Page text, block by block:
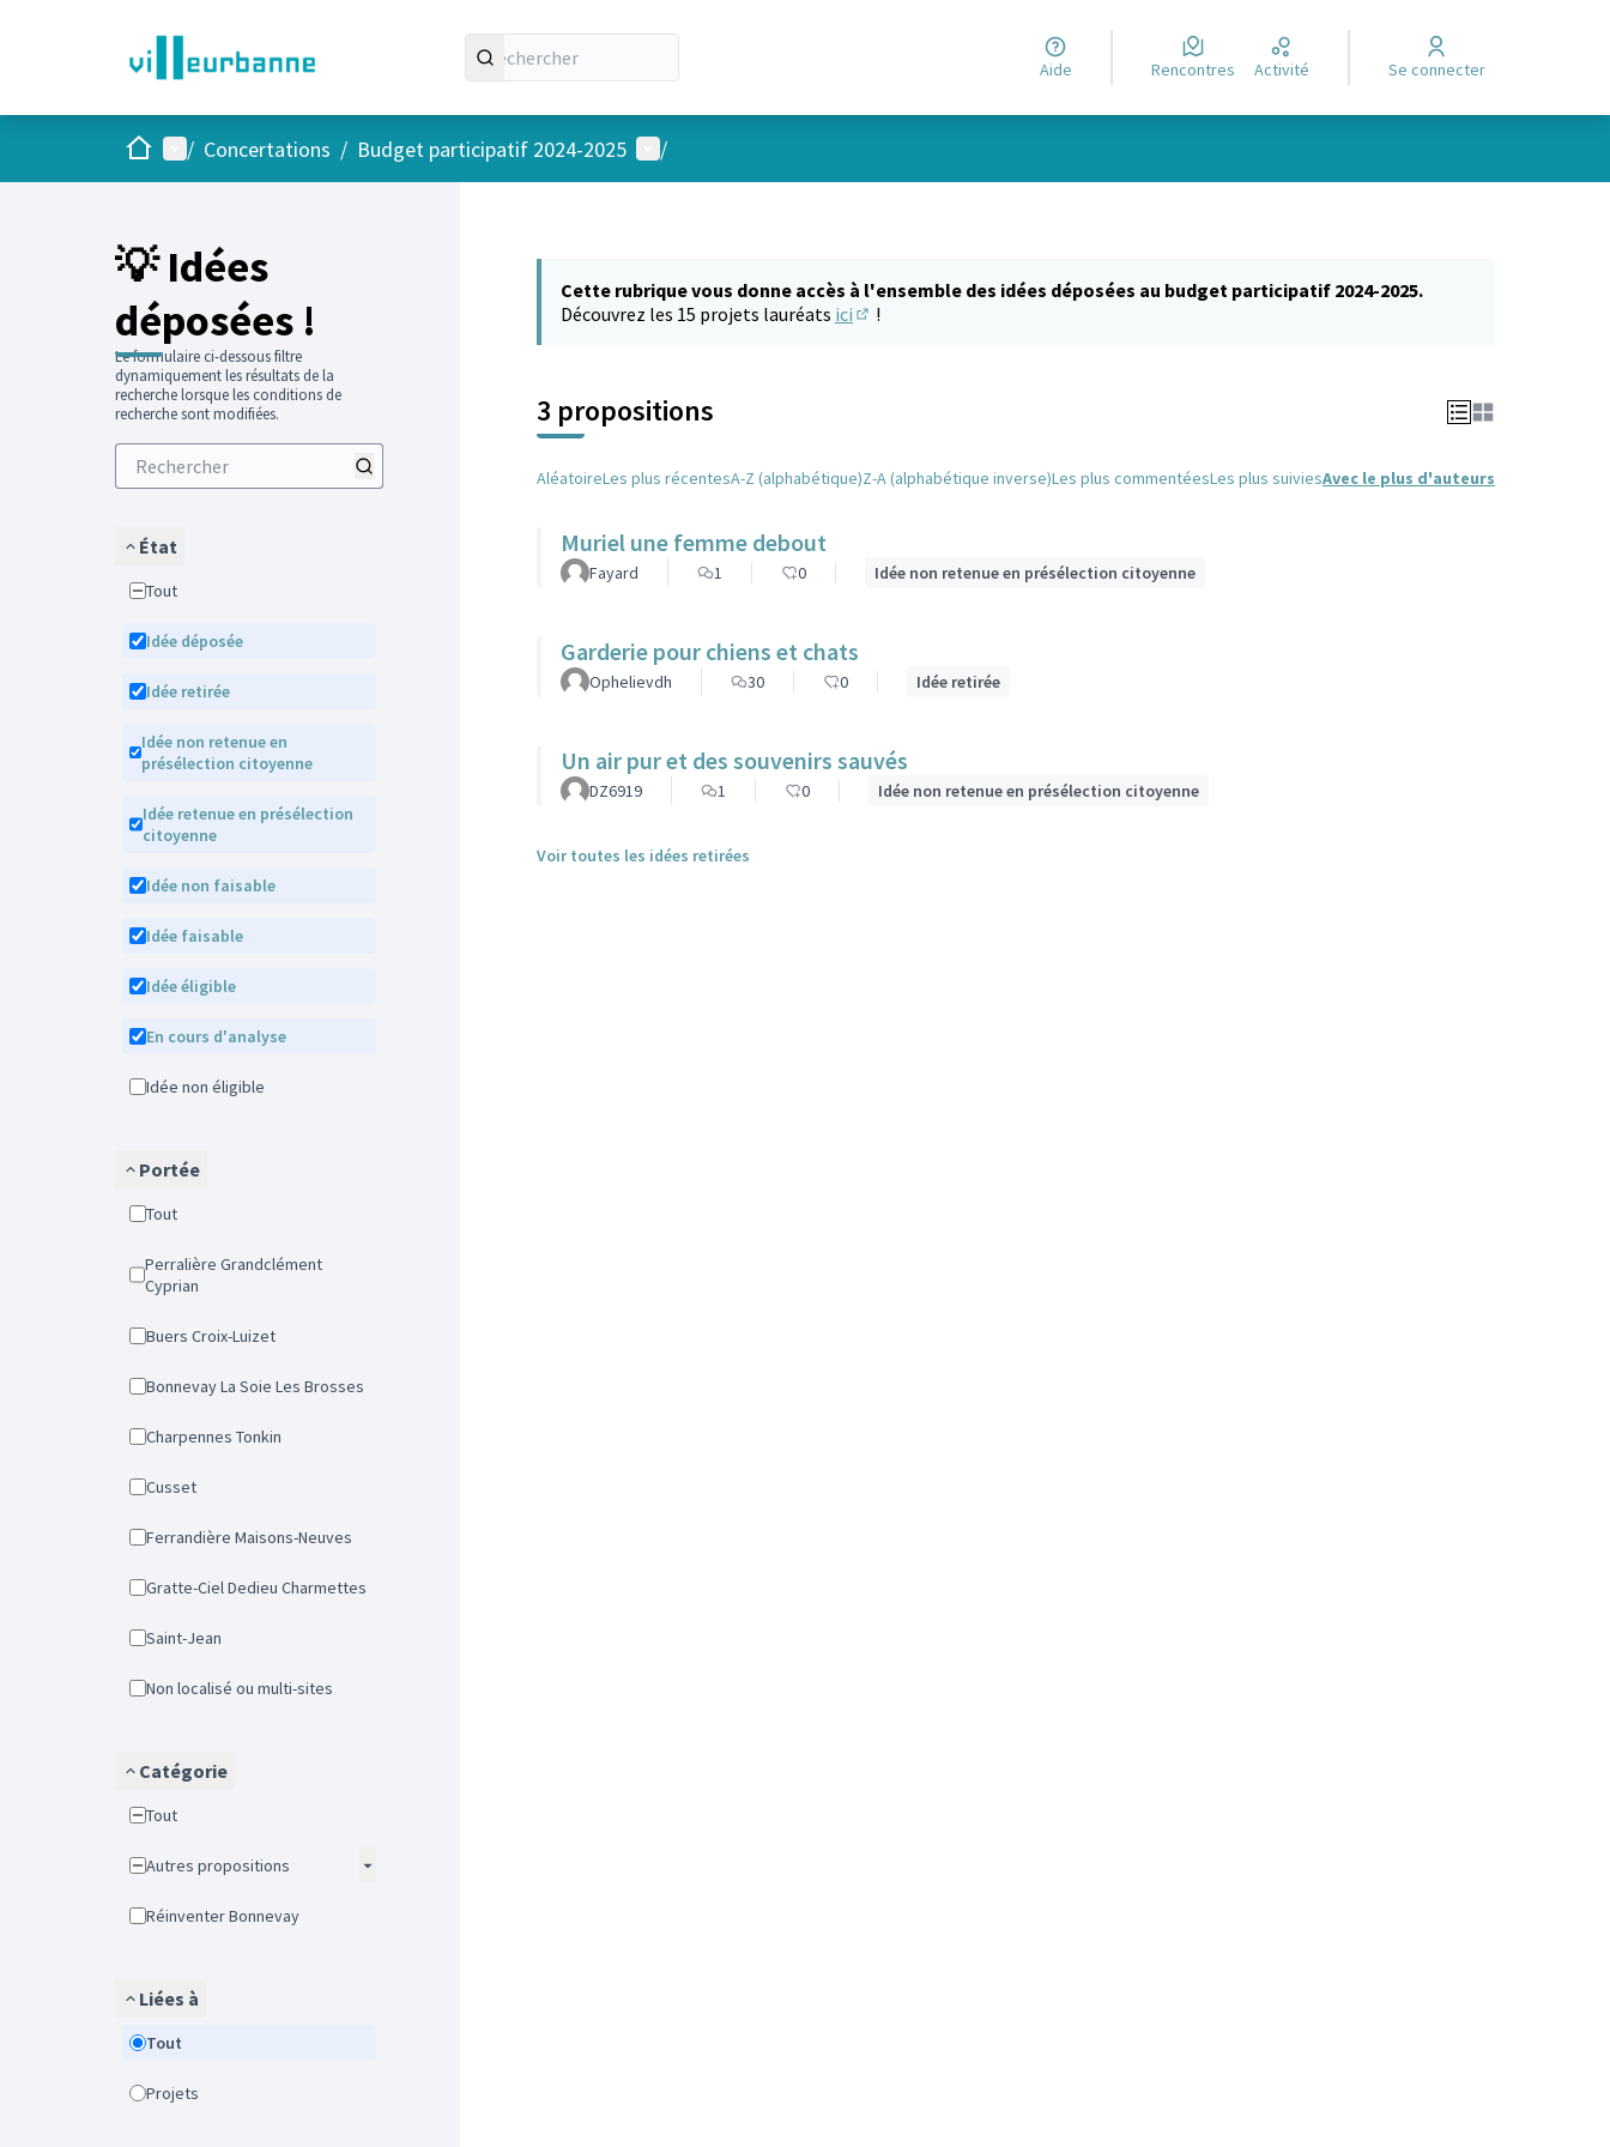
Aide Rencontres Activité Se connecter
AccueilMenu principal
/ Concertations / Budget participatif 2024-2025 Menu utilisateur
/
💡 Idées
déposées !
Le formulaire ci-dessous filtre
dynamiquement les résultats de la
recherche lorsque les conditions de
recherche sont modifiées.
État
Tout
Idée déposée
Idée retirée
Idée non retenue en
présélection citoyenne
Idée retenue en présélection
citoyenne
Idée non faisable
Idée faisable
Idée éligible
En cours d'analyse
Idée non éligible
Portée
Tout
Perralière Grandclément
Cyprian
Buers Croix-Luizet
Bonnevay La Soie Les Brosses
Charpennes Tonkin
Cusset
Ferrandière Maisons-Neuves
Gratte-Ciel Dedieu Charmettes
Saint-Jean
Non localisé ou multi-sites
Catégorie
Tout
Autres propositions
Réinventer Bonnevay
Liées à
Tout
Projets
Cette rubrique vous donne accès à l'ensemble des idées déposées au budget participatif 2024-2025.
Découvrez les 15 projets lauréats ici !
3 propositions
AléatoireLes plus récentesA-Z (alphabétique)Z-A (alphabétique inverse)Les plus commentéesLes plus suiviesAvec le plus d'auteurs
Muriel une femme debout
Fayard 1 0 Idée non retenue en présélection citoyenne
Garderie pour chiens et chats
Ophelievdh 30 0 Idée retirée
Un air pur et des souvenirs sauvés
DZ6919 1 0 Idée non retenue en présélection citoyenne
Voir toutes les idées retirées